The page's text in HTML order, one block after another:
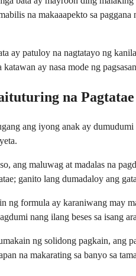
na makaaapekto sa
ay patuloy na nagtatayo ng
ay nasa mode ng
na Pagtatae
ang iyong anak ay
ang maluwag at madalas na
ganito lang dumadaloy ang
ng formula ay karaniwang may
nang ilang beses sa isang
ng solidong pagkain,
na makarating sa banyo sa